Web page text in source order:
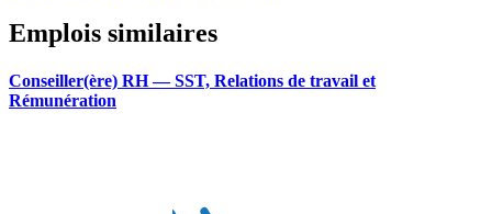
Emplois similaires
Conseiller(ère) RH — SST, Relations de travail et
Rémunération